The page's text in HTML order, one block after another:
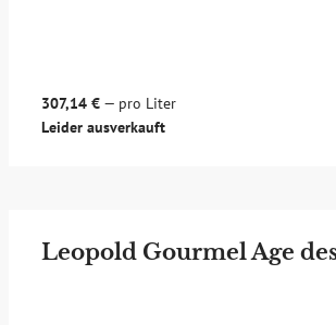
307,14 € — pro Liter
Leider ausverkauft
Leopold Gourmel Age